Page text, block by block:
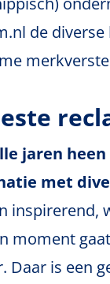
de
jaren
met
inspirerend,
moment
Daar is een